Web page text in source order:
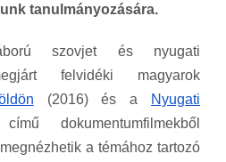
tanulmányozására.
szovjet és nyugati
felvidéki magyarok
(2016) és a
Nyugati
dokumentumfilmekből
a témához tartozó